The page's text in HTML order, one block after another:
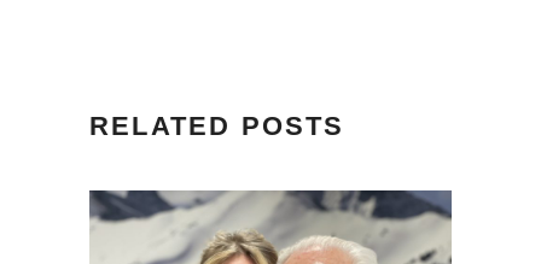
RELATED POSTS